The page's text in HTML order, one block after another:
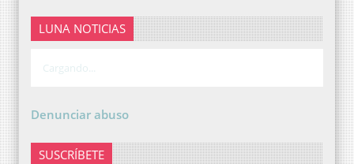
LUNA NOTICIAS
Cargando...
Denunciar abuso
SUSCRÍBETE